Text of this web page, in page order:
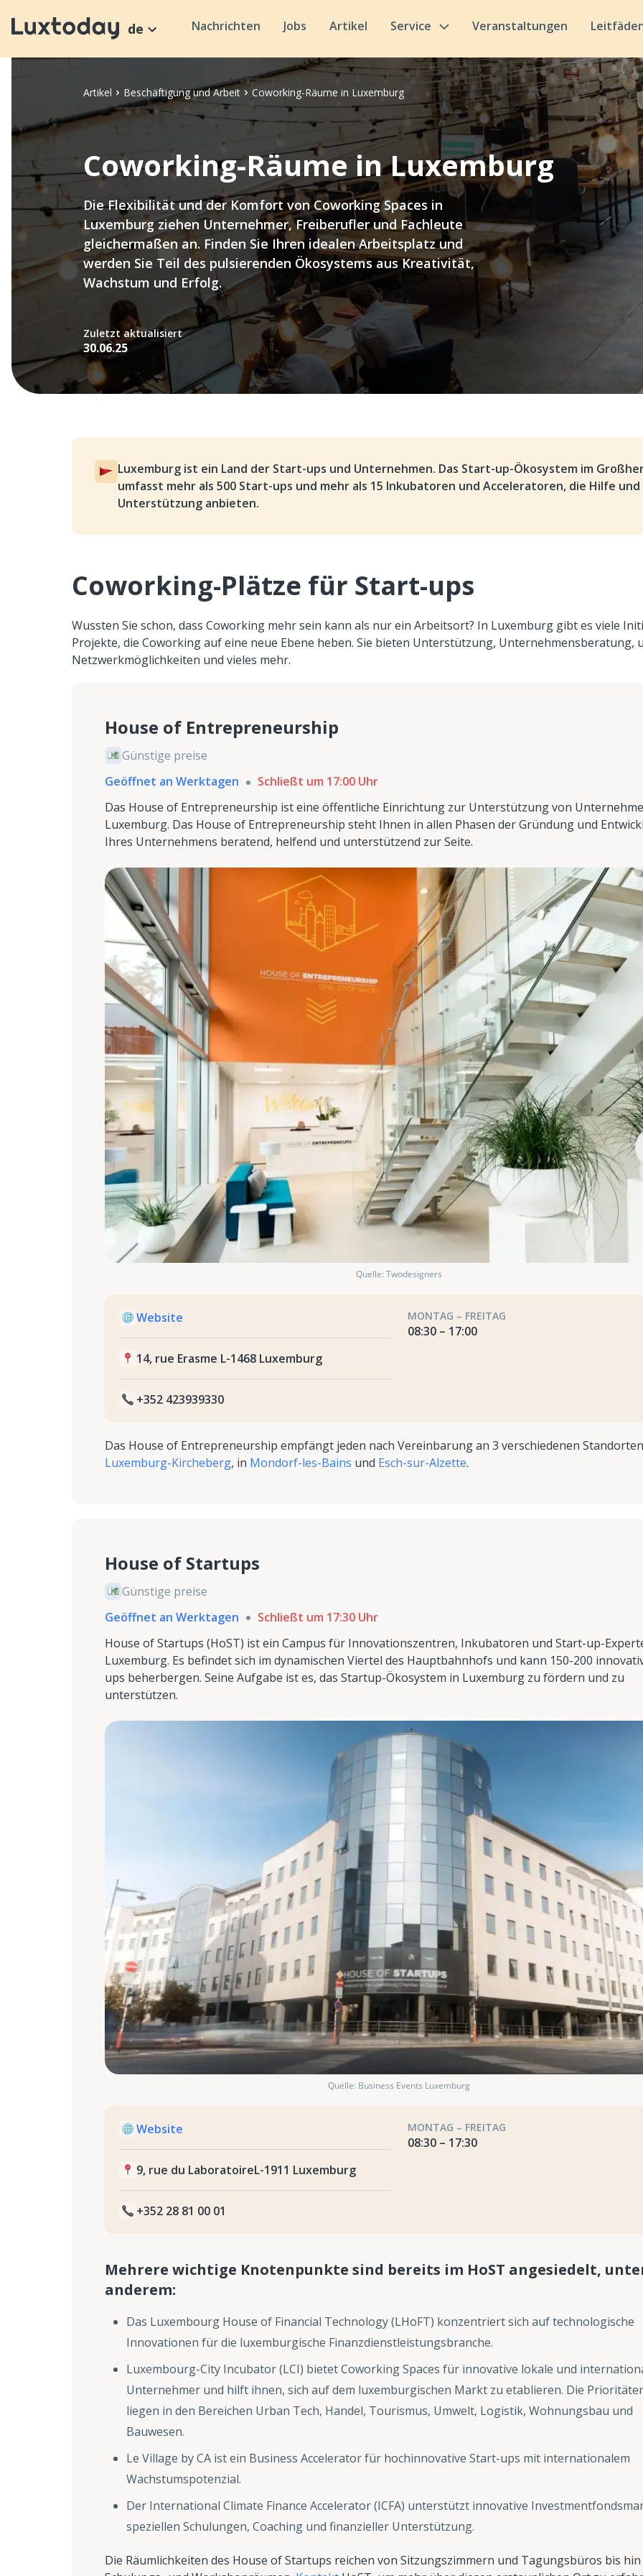
de Nachrichten Jobs Artikel Service Veranstaltungen
Artikel Beschäftigung und Arbeit Coworking-Räume in Luxemburg
Coworking-Räume in Luxemburg
Die Flexibilität und der Komfort von Coworking Spaces in
Luxemburg ziehen Unternehmer, Freiberufler und Fachleute
gleichermaßen an. Finden Sie Ihren idealen Arbeitsplatz und
werden Sie Teil des pulsierenden Ökosystems aus Kreativität,
Wachstum und Erfolg.
Zuletzt aktualisiert
30.06.25
Luxemburg ist ein Land der Start-ups und Unternehmen. Das Start-up-Ökosystem im
umfasst mehr als 500 Start-ups und mehr als 15 Inkubatoren und Acceleratoren, die Hilfe und
Unterstützung anbieten.
Coworking-Plätze für Start-ups
Wussten Sie schon, dass Coworking mehr sein kann als nur ein Arbeitsort? In Luxemburg gibt es viele
Projekte, die Coworking auf eine neue Ebene heben. Sie bieten Unterstützung, Unternehmensberatung,
Netzwerkmöglichkeiten und vieles mehr.
House of Entrepreneurship
Günstige preise
Geöffnet an Werktagen
Schließt um 17:00 Uhr
Das House of Entrepreneurship ist eine öffentliche Einrichtung zur Unterstützung von
Luxemburg. Das House of Entrepreneurship steht Ihnen in allen Phasen der Gründung und
Ihres Unternehmens beratend, helfend und unterstützend zur Seite.
Quelle: Twodesigners
Website
14, rue Erasme L-1468 Luxemburg
+352 423939330
MONTAG – FREITAG
08:30 – 17:00
Das House of Entrepreneurship empfängt jeden nach Vereinbarung an 3 verschiedenen
Luxemburg-Kircheberg, in Mondorf-les-Bains und Esch-sur-Alzette.
House of Startups
Günstige preise
Geöffnet an Werktagen
Schließt um 17:30 Uhr
House of Startups (HoST) ist ein Campus für Innovationszentren, Inkubatoren und Start-up-
Luxemburg. Es befindet sich im dynamischen Viertel des Hauptbahnhofs und kann 150-200
ups beherbergen. Seine Aufgabe ist es, das Startup-Ökosystem in Luxemburg zu fördern und zu
unterstützen.
Quelle: Business Events Luxemburg
Website
9, rue du LaboratoireL-1911 Luxemburg
+352 28 81 00 01
MONTAG – FREITAG
08:30 – 17:30
Mehrere wichtige Knotenpunkte sind bereits im HoST angesiedelt,
anderem:
Das Luxembourg House of Financial Technology (LHoFT) konzentriert sich auf technologische
Innovationen für die luxemburgische Finanzdienstleistungsbranche.
Luxembourg-City Incubator (LCI) bietet Coworking Spaces für innovative lokale und
Unternehmer und hilft ihnen, sich auf dem luxemburgischen Markt zu etablieren. Die
liegen in den Bereichen Urban Tech, Handel, Tourismus, Umwelt, Logistik, Wohnungsbau und
Bauwesen.
Le Village by CA ist ein Business Accelerator für hochinnovative Start-ups mit internationalem
Wachstumspotenzial.
Der International Climate Finance Accelerator (ICFA) unterstützt innovative
speziellen Schulungen, Coaching und finanzieller Unterstützung.
Die Räumlichkeiten des House of Startups reichen von Sitzungszimmern und Tagungsbüros bis